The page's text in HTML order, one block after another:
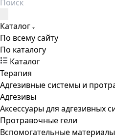
Каталог
По всему сайту
По каталогу
Каталог
Терапия
Адгезивные системы и
Адгезивы
Аксессуары для адгезивных
Протравочные гели
Вспомогательные